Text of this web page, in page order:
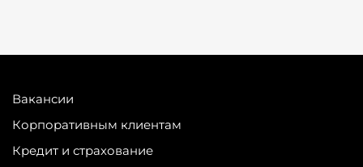
Вакансии
Корпоративным клиентам
Кредит и страхование